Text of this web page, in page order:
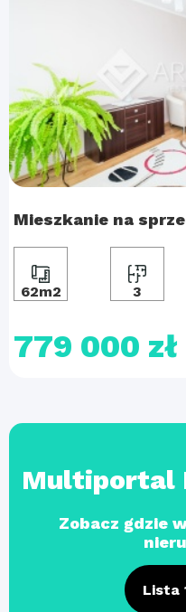
Mieszkanie na
62m2 3
779 000 zł
Multiportal
Zobacz gdzie
Lista